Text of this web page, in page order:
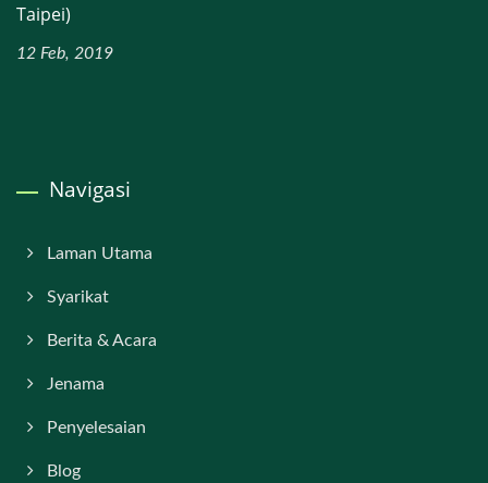
Taipei)
12 Feb, 2019
Navigasi
Laman Utama
Syarikat
Berita & Acara
Jenama
Penyelesaian
Blog